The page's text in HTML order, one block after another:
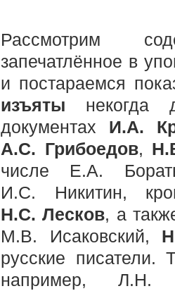
Рассмотрим
запечатлённое в
и постараемся
изъяты некогда
документах И.А.
А.С. Грибоедов,
числе Е.А.
И.С. Никитин,
Н.С. Лесков, а
М.В. Исаковский,
русские писатели.
например, Л.Н.